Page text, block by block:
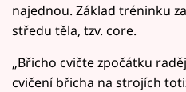
najednou. Základ tréninku
středu těla, tzv. core.
„Břicho cvičte zpočátku
cvičení břicha na strojích